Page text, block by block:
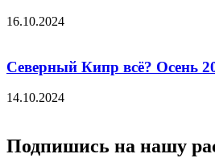
16.10.2024
Северный Кипр всё? Осень
14.10.2024
Подпишись на нашу